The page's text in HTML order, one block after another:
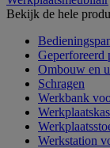
Bekijk de hele
Geperforeerd
Ombouw en
Schragen
Werkbank
Werkstation